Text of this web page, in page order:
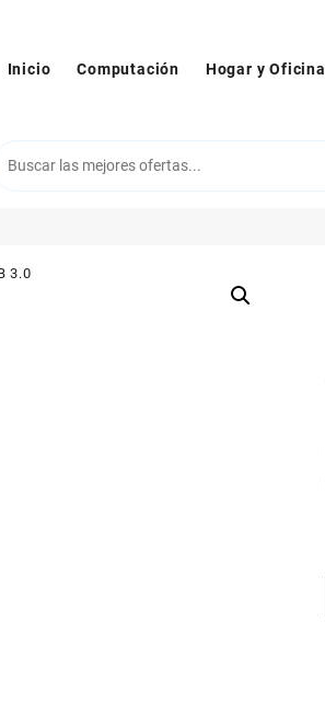
Inicio Computación Hogar y Oficina